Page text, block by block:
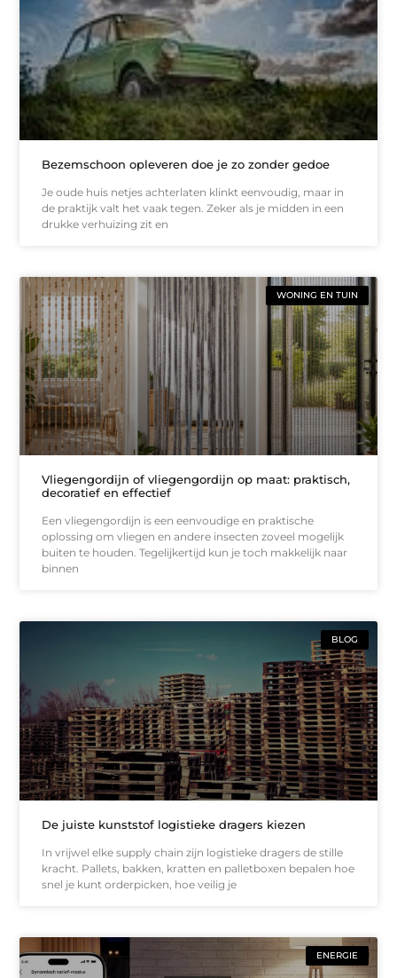
Bezemschoon opleveren doe je zo zonder gedoe
Je oude huis netjes achterlaten klinkt eenvoudig, maar in
de praktijk valt het vaak tegen. Zeker als je midden in een
drukke verhuizing zit en
WONING EN TUIN
Vliegengordijn of vliegengordijn op maat: praktisch,
decoratief en effectief
Een vliegengordijn is een eenvoudige en praktische
oplossing om vliegen en andere insecten zoveel mogelijk
buiten te houden. Tegelijkertijd kun je toch makkelijk naar
binnen
BLOG
De juiste kunststof logistieke dragers kiezen
In vrijwel elke supply chain zijn logistieke dragers de stille
kracht. Pallets, bakken, kratten en palletboxen bepalen hoe
snel je kunt orderpicken, hoe veilig je
ENERGIE